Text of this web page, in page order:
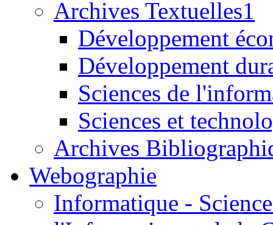
Archives Textuelles1
Développement
Développement
Sciences de
Sciences et
Archives
Webographie
Informatique -